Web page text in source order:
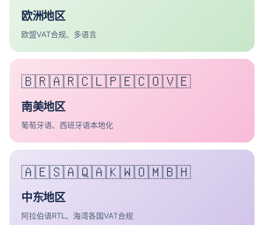
欧洲地区
欧盟VAT合规、多语言
🇧🇷🇦🇷🇨🇱🇵🇪🇨🇴🇻🇪
南美地区
葡萄牙语、西班牙语本地化
🇦🇪🇸🇦🇶🇦🇰🇼🇴🇲🇧🇭
中东地区
阿拉伯语RTL、海湾各国VAT合规